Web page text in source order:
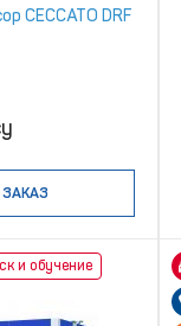
CECCATO DRF
и обучение